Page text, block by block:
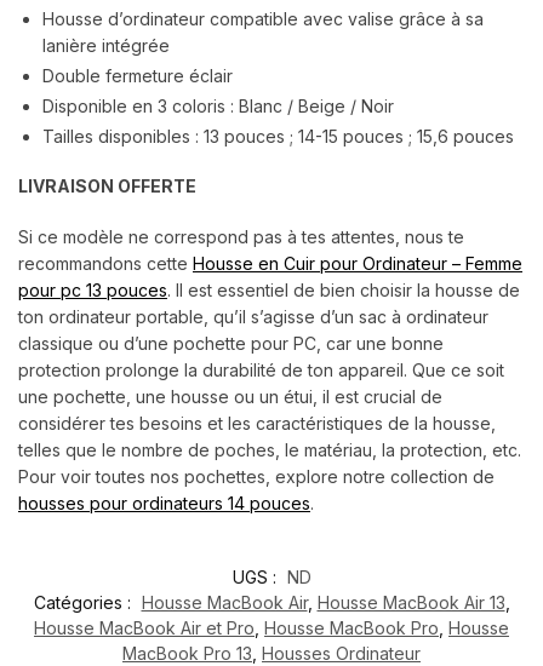
Housse d’ordinateur compatible avec valise grâce à sa
lanière intégrée
Double fermeture éclair
Disponible en 3 coloris : Blanc / Beige / Noir
Tailles disponibles : 13 pouces ; 14-15 pouces ; 15,6 pouces
LIVRAISON OFFERTE
Si ce modèle ne correspond pas à tes attentes, nous te
recommandons cette Housse en Cuir pour Ordinateur – Femme
pour pc 13 pouces. Il est essentiel de bien choisir la housse de
ton ordinateur portable, qu’il s’agisse d’un sac à ordinateur
classique ou d’une pochette pour PC, car une bonne
protection prolonge la durabilité de ton appareil. Que ce soit
une pochette, une housse ou un étui, il est crucial de
considérer tes besoins et les caractéristiques de la housse,
telles que le nombre de poches, le matériau, la protection, etc.
Pour voir toutes nos pochettes, explore notre collection de
housses pour ordinateurs 14 pouces.
UGS : ND
Catégories : Housse MacBook Air, Housse MacBook Air 13
Housse MacBook Air et Pro Housse MacBook Pro Housse
MacBook Pro 13 Housses Ordinateur